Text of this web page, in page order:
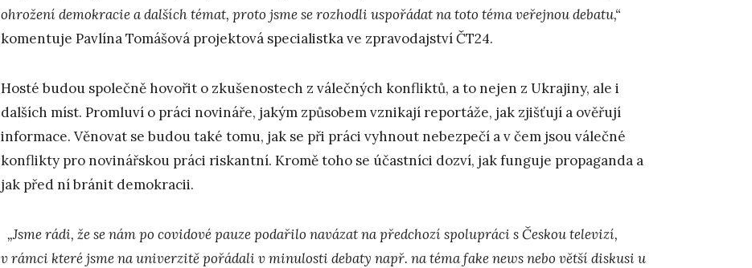
ohrožení demokracie a dalších témat, proto jsme se rozhodli uspořádat na toto téma veřejnou debatu,“
komentuje Pavlína Tomášová projektová specialistka ve zpravodajství ČT24.
Hosté budou společně hovořit o zkušenostech z válečných konfliktů, a to nejen z Ukrajiny, ale i
dalších míst. Promluví o práci novináře, jakým způsobem vznikají reportáže, jak zjišťují a ověřují
informace. Věnovat se budou také tomu, jak se při práci vyhnout nebezpečí a v čem jsou válečné
konflikty pro novinářskou práci riskantní. Kromě toho se účastníci dozví, jak funguje propaganda a
jak před ní bránit demokracii.
„Jsme rádi, že se nám po covidové pauze podařilo navázat na předchozí spolupráci s Českou televizí,
v rámci které jsme na univerzitě pořádali v minulosti debaty např. na téma fake news nebo větší diskusi u